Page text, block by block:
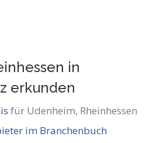
in
erkunden
für Udenheim, Rheinhessen
im Branchenbuch